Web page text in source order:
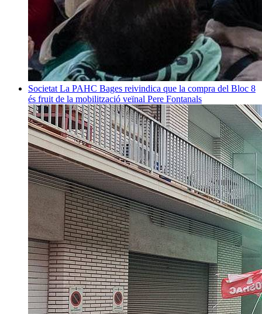
Societat La PAHC Bages reivindica que la compra del Bloc 8
és fruit de la mobilització veïnal Pere Fontanals